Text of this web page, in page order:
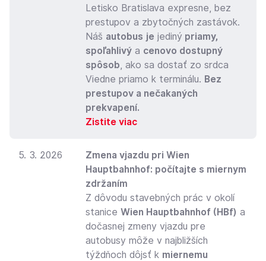
Letisko Bratislava expresne, bez
prestupov a zbytočných zastávok.
Náš autobus je jediný priamy,
spoľahlivý a cenovo dostupný
spôsob, ako sa dostať zo srdca
Viedne priamo k terminálu. Bez
prestupov a nečakaných
prekvapení.
Zistite viac
5. 3. 2026
Zmena vjazdu pri Wien
Hauptbahnhof: počítajte s miernym
zdržaním
Z dôvodu stavebných prác v okolí
stanice Wien Hauptbahnhof (HBf) a
dočasnej zmeny vjazdu pre
autobusy môže v najbližších
týždňoch dôjsť k miernemu